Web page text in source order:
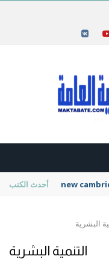
أحدث الكتب new
البشرية
التنمية البشرية